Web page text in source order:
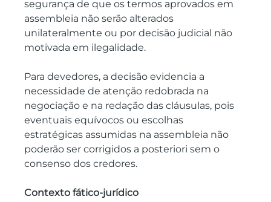
segurança de que os termos aprovados em
assembleia não serão alterados
unilateralmente ou por decisão judicial não
motivada em ilegalidade.
Para devedores, a decisão evidencia a
necessidade de atenção redobrada na
negociação e na redação das cláusulas, pois
eventuais equívocos ou escolhas
estratégicas assumidas na assembleia não
poderão ser corrigidos a posteriori sem o
consenso dos credores.
Contexto fático-jurídico